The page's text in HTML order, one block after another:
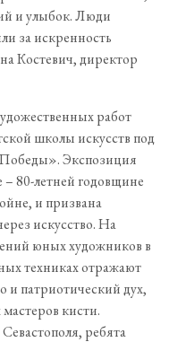
и улыбок. Люди
за искренность
Костевич, директор
работ
школы искусств под
Победы». Экспозиция
80-летней годовщине
и призвана
искусство. На
юных художников в
техниках отражают
и патриотический дух,
кисти.
ребята